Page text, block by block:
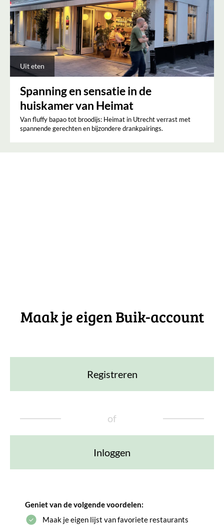
Uit eten
Spanning en sensatie in de
huiskamer van Heimat
Van fluffy bapao tot broodijs: Heimat in Utrecht verrast met
spannende gerechten en bijzondere drankpairings.
Maak je eigen Buik-account
Registreren
of
Inloggen
Geniet van de volgende voordelen:
Maak je eigen lijst van favoriete restaurants